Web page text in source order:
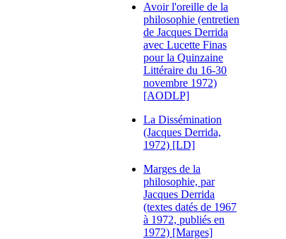
Avoir l'oreille de la
philosophie (entretien
de Jacques Derrida
avec Lucette Finas
pour la Quinzaine
Littéraire du 16-30
novembre 1972)
[AODLP]
La Dissémination
(Jacques Derrida,
1972) [LD]
Marges de la
philosophie, par
Jacques Derrida
(textes datés de 1967
à 1972, publiés en
1972) [Marges]